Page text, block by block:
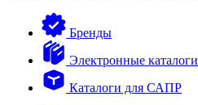
Бренды
Электронные каталоги
Каталоги для САПР